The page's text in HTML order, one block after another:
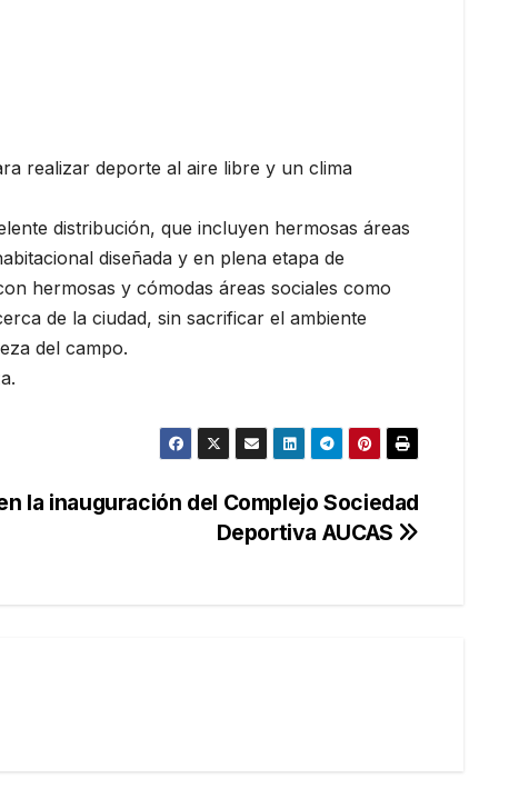
realizar deporte al aire libre y un clima
distribución, que incluyen hermosas áreas
diseñada y en plena etapa de
hermosas y cómodas áreas sociales como
de la ciudad, sin sacrificar el ambiente
del campo.
la inauguración del Complejo Sociedad
Deportiva AUCAS